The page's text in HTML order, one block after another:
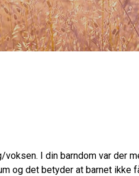
I din barndom var der
og det betyder at barnet ikke